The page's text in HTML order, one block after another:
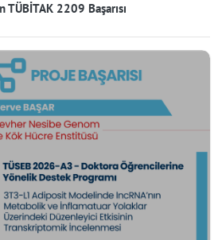
2209 Başarısı